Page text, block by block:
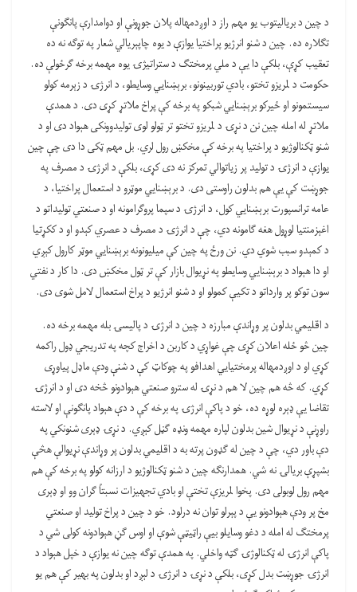
د چين د برياليتوب يو مهم راز د اوږدمهاله پلان جوړونې او دوامدارې پانګونې
تګلاره ده. چين د شنو انرژيو پراختيا يوازې د يوه چاپېريالي شعار په توګه نه ده
تعقيب کړې، بلکې دا يې د ملي پرمختګ د ستراتيژۍ يوه مهمه برخه ګرځولې ده.
حکومت د لمريزو تختو، بادي توربينونو، برېښنايي وسايطو، د انرژۍ د زېرمه کولو
سيستمونو او ځیرکو برېښنايي شبکو په برخه کې پراخ ملاتړ کړی دی. د همدې
ملاتړ له امله چين نن د نړۍ د لمريزو تختو تر ټولو لوی توليدوونکی هېواد دی او د
شنو ټکنالوژيو د پراختيا په برخه کې مخکښ رول لري. بل مهم ټکی دا دی چې چين
يوازې د انرژۍ د توليد پر زياتوالي تمرکز نه دی کړی، بلکې د انرژۍ د مصرف په
جوړښت کې يې هم بدلون راوستی دی. د برېښنايي موټرو د استعمال پراختيا، د
عامه ترانسپورت برېښنايي کول، د انرژۍ د سپما پروګرامونه او د صنعتي توليداتو د
اغېزمنتيا لوړول هغه ګامونه دي، چې د انرژۍ د مصرف د عصري کېدو او د ککړتيا
د کمېدو سبب شوي دي. نن ورځ په چين کې ميليونونه برېښنايي موټر کارول کېږي
او دا هېواد د برېښنايي وسايطو په نړيوال بازار کې تر ټول مخکښ دی. دا کار د نفتي
سون توکو پر وارداتو د تکيې کمولو او د شنو انرژيو د پراخ استعمال لامل شوی دی.
د اقليمي بدلون پر وړاندې مبارزه د چين د انرژۍ د پاليسۍ بله مهمه برخه ده.
چين څو ځله اعلان کړی چې غواړي د کاربن د اخراج کچه په تدريجي ډول راکمه
کړي او د اوږدمهاله پرمختيايي اهدافو په چوکاټ کې د شنې ودې ماډل پياوړی
کړي. که څه هم چين لا هم د نړۍ له سترو صنعتي هېوادونو څخه دی او د انرژۍ
تقاضا يې ډېره لوړه ده، خو د پاکې انرژۍ په برخه کې د دې هېواد پانګونې او لاسته
راوړنې د نړيوال شين بدلون لپاره مهمه ونډه ګڼل کېږي. د نړۍ ډېری شنونکي په
دې باور دي، چې د چين له ګډون پرته به د اقليمي بدلون پر وړاندې نړيوالې هڅې
بشپړې بريالۍ نه شي. همدارنګه چين د شنو ټکنالوژيو د ارزانه کولو په برخه کې هم
مهم رول لوبولی دی. پخوا لمريزې تختې او بادي تجهيزات نسبتاً ګران وو او ډېری
مخ پر ودې هېوادونو يې د پېرلو توان نه درلود. خو د چين د پراخ توليد او صنعتي
پرمختګ له امله د دغو وسايلو بيې راټيټې شوې او اوس ګڼ هېوادونه کولی شي د
پاکې انرژۍ له ټکنالوژۍ ګټه واخلي. په همدې توګه چين نه يوازې د خپل هېواد د
انرژۍ جوړښت بدل کړی، بلکې د نړۍ د انرژۍ د لېږد او بدلون په بهير کې هم يو